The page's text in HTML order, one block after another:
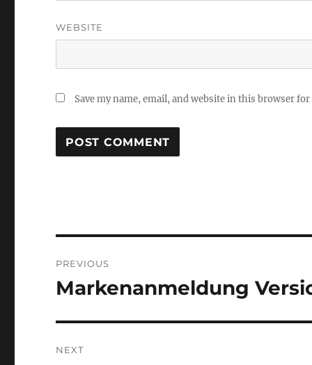
WEBSITE
Save my name, email, and website in this browser
navigation
PREVIOUS
Previous
Markenanmeldung
NEXT